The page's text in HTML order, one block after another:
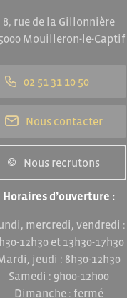
8, rue de la Gillonnière
Mouilleron-le-Captif
02 51 31 10 50
Nous contacter
Nous recrutons
Horaires d’ouverture :
mercredi, vendredi :
12h30 et 13h30-17h30
jeudi : 8h30-12h30
Samedi : 9h00-12h00
Dimanche : fermé